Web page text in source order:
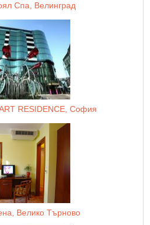
Спа, Велинград
RESIDENCE, София
Велико Търново